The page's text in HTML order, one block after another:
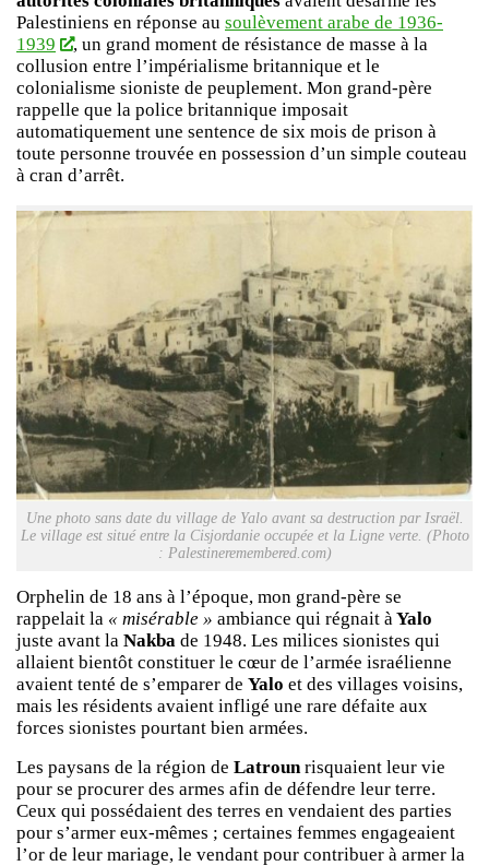
Palestiniens en réponse au soulèvement arabe de 1936-
1939
, un grand moment de résistance de masse à la
collusion entre l’impérialisme britannique et le
colonialisme sioniste de peuplement. Mon grand-père
rappelle que la police britannique imposait
automatiquement une sentence de six mois de prison à
toute personne trouvée en possession d’un simple couteau
à cran d’arrêt.
Une photo sans date du village de Yalo avant sa destruction par Israël.
Le village est situé entre la Cisjordanie occupée et la Ligne verte. (Photo
: Palestineremembered.com)
Orphelin de 18 ans à l’époque, mon grand-père se
rappelait la « misérable » ambiance qui régnait à Yalo
juste avant la Nakba de 1948. Les milices sionistes qui
allaient bientôt constituer le cœur de l’armée israélienne
avaient tenté de s’emparer de Yalo et des villages voisins,
mais les résidents avaient infligé une rare défaite aux
forces sionistes pourtant bien armées.
Les paysans de la région de Latrounrisquaient leur vie
pour se procurer des armes afin de défendre leur terre.
Ceux qui possédaient des terres en vendaient des parties
pour s’armer eux-mêmes ; certaines femmes engageaient
l’or de leur mariage, le vendant pour contribuer à armer la